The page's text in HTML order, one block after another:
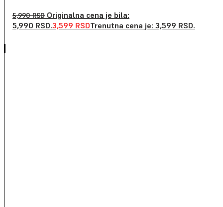
5,990RSD Originalna cena je bila:
5,990 RSD.3,599 RSDTrenutna cena je: 3,599 RSD.